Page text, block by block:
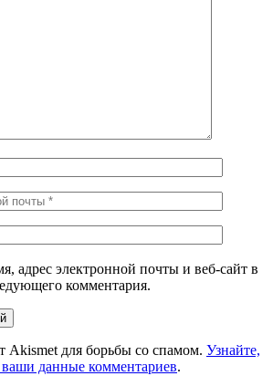
адрес электронной почты и веб-сайт в
комментария.
Akismet для борьбы со спамом. Узнайте,
данные комментариев.